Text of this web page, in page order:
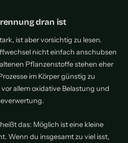
dran ist
ist aber vorsichtig zu lesen.
nicht einfach anschubsen
Pflanzenstoffe stehen eher
im Körper günstig zu
allem oxidative Belastung und
das: Möglich ist eine kleine
Wenn du insgesamt zu viel isst,